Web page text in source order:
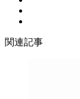
関連記事